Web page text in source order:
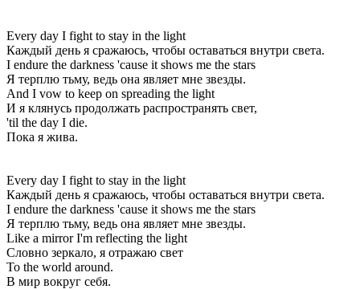
Every day I fight to stay in the light
Каждый день я сражаюсь, чтобы оставаться внутри света.
I endure the darkness 'cause it shows me the stars
Я терплю тьму, ведь она являет мне звезды.
And I vow to keep on spreading the light
И я клянусь продолжать распространять свет,
'til the day I die.
Пока я жива.
Every day I fight to stay in the light
Каждый день я сражаюсь, чтобы оставаться внутри света.
I endure the darkness 'cause it shows me the stars
Я терплю тьму, ведь она являет мне звезды.
Like a mirror I'm reflecting the light
Словно зеркало, я отражаю свет
To the world around.
В мир вокруг себя.